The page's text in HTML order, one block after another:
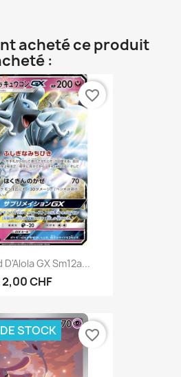
acheté ce produit
:
GX Sm12a...
2,00 CHF
favorite_border
STOCK favorite_border